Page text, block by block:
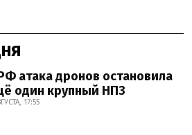
атака дронов остановила
один крупный НПЗ
17:55